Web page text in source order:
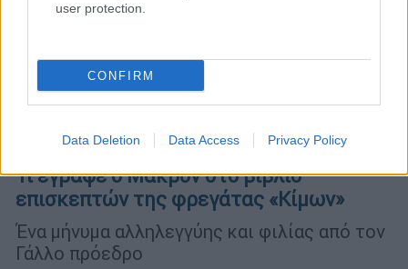
user protection.
CONFIRM
Data Deletion Data Access Privacy Policy
Πολιτική|25.04.2026 12:28
Τι έγραψε ο Μακρόν στο βιβλίο
επισκεπτών της φρεγάτας «Κίμων»
Ένα μήνυμα αλληλεγγύης και φιλίας από τον
Γάλλο πρόεδρο